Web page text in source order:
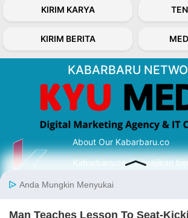
KIRIM KARYA
KIRIM BERITA
KABARBARU
About Our Kabarbaru.co
Kabarbaru.co menyajikan
serta terverifikasi dari
Follow Kabarbaru